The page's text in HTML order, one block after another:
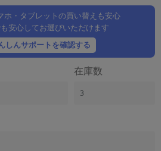
ホ・タブレットの買い替えも安心
安心してお選びいただけます
しんサポートを確認する
在庫数
3
。